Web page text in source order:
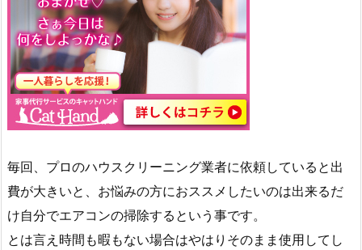
毎回、プロのハウスクリーニング業者に依頼していると出
費が大きいと、お悩みの方におススメしたいのは出来るだ
け自分でエアコンの掃除するという事です。
とは言え時間も暇もない場合はやはりそのまま使用してし